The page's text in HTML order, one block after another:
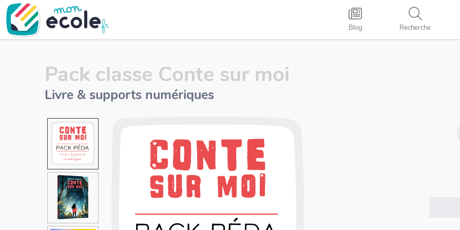
Blog Recherche
Pack classe Conte sur moi
Livre & supports numériques